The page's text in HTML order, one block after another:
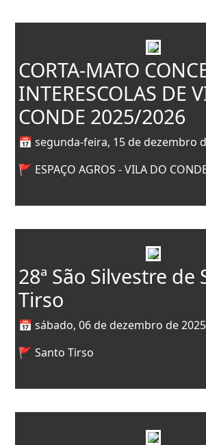
CORTA-MATO
INTERESCOLAS DE
CONDE 2025/2026
📅 segunda-feira, 15 de dezembro
🚩 ESPAÇO AGROS - VILA DO
28ª São Silvestre de
Tirso
📅 sábado, 06 de dezembro de
🚩 Santo Tirso